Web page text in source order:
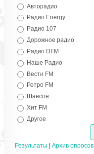
Авторадио
Радио Energy
Радио 107
Дорожное радио
Радио DFM
Наше Радио
Вести FM
Ретро FM
Шансон
Хит FM
Другое
Результаты | Архив опросов